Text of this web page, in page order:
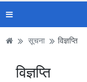
सूचना विज्ञप्ति
विज्ञप्ति